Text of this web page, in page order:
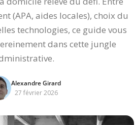
(APA, aides locales), choix du
technologies, ce guide vous
dans cette jungle
Alexandre Girard
27 février 2026